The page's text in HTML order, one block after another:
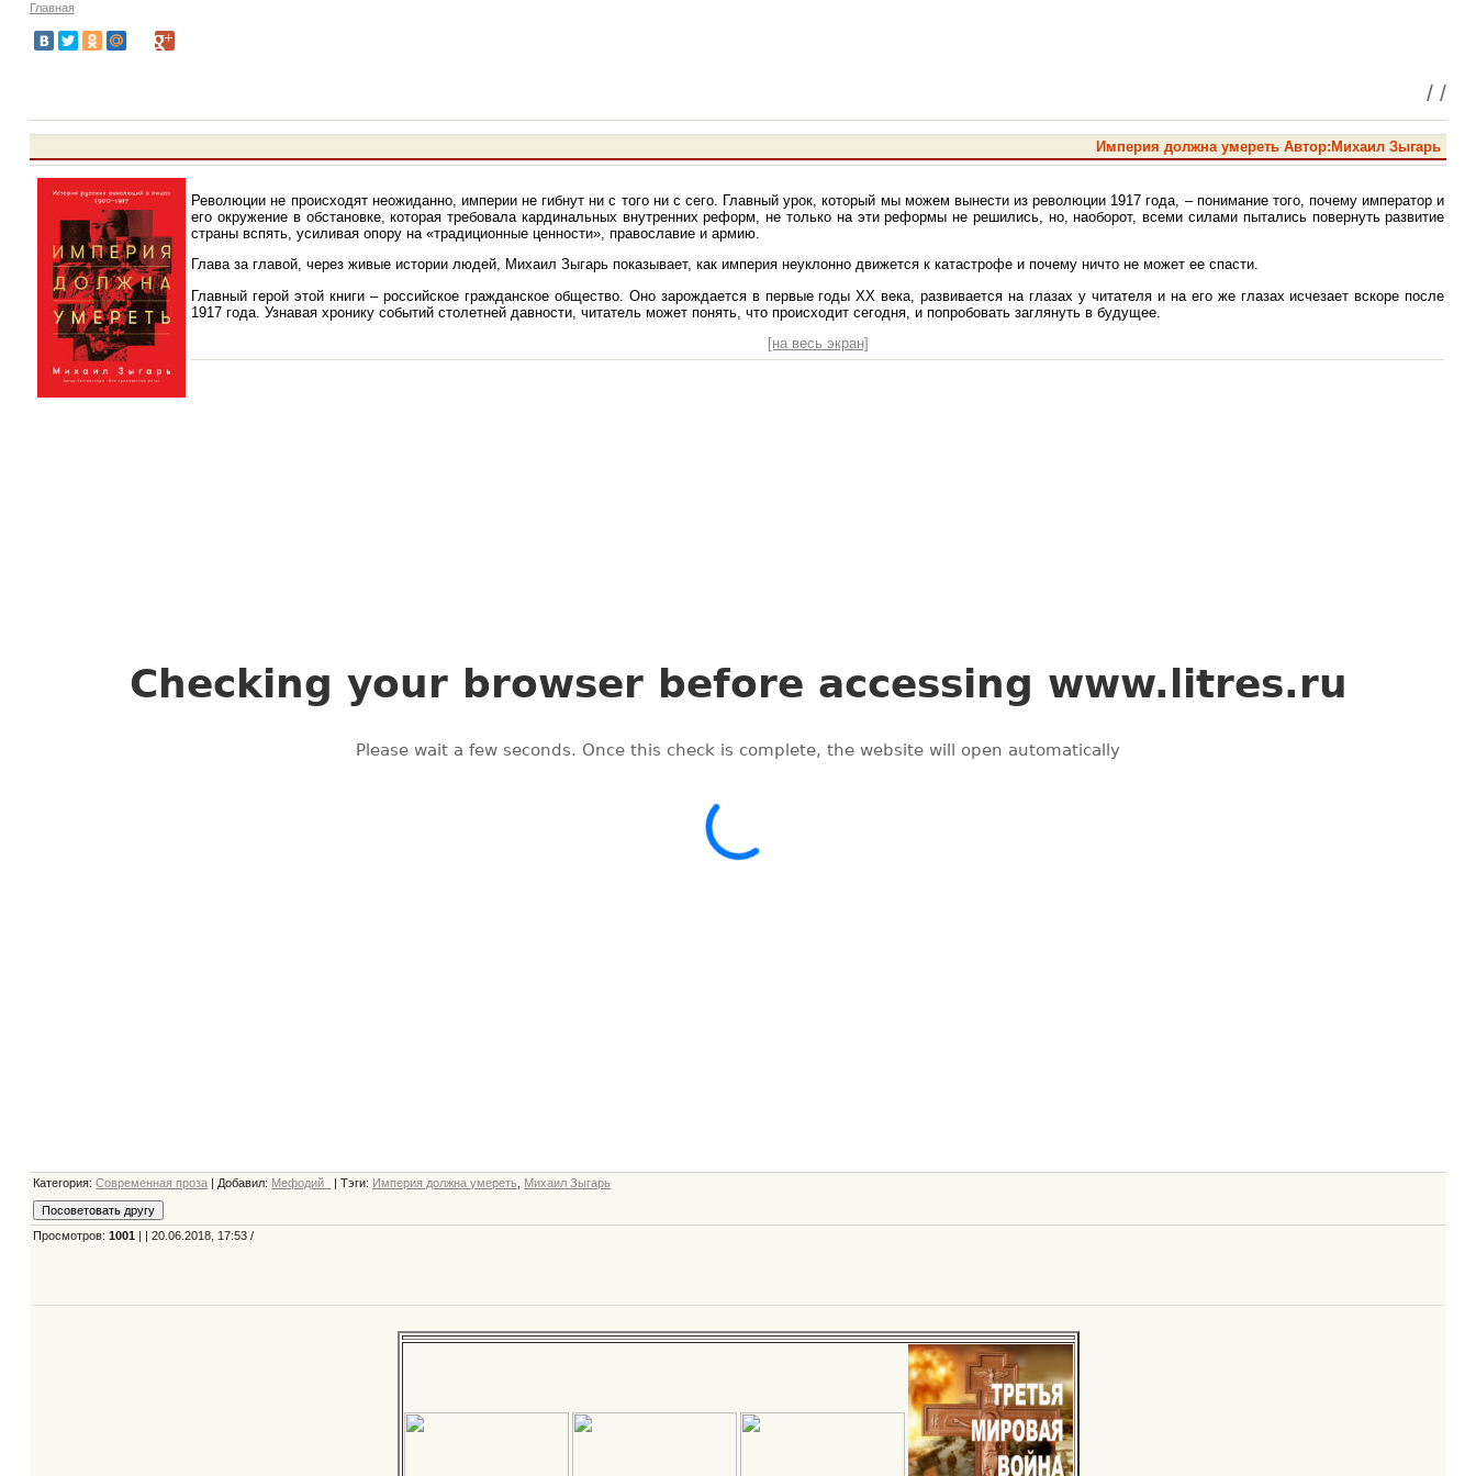
Главная
/ /
Империя должна умереть Автор:Михаил Зыгарь
Революции не происходят неожиданно, империи не гибнут ни с того ни с сего. Главный урок, который мы можем вынести из революции 1917 года, – понимание того, почему император и
его окружение в обстановке, которая требовала кардинальных внутренних реформ, не только на эти реформы не решились, но, наоборот, всеми силами пытались повернуть развитие
страны вспять, усиливая опору на «традиционные ценности», православие и армию.
Глава за главой, через живые истории людей, Михаил Зыгарь показывает, как империя неуклонно движется к катастрофе и почему ничто не может ее спасти.
Главный герой этой книги – российское гражданское общество. Оно зарождается в первые годы ХХ века, развивается на глазах у читателя и на его же глазах исчезает вскоре после
1917 года. Узнавая хронику событий столетней давности, читатель может понять, что происходит сегодня, и попробовать заглянуть в будущее.
[на весь экран]
Категория:Современная проза | Добавил: Мефодий_ |Тэги: Империя должна умереть Михаил Зыгарь
Просмотров:1001 | | 20.06.2018, 17:53 /